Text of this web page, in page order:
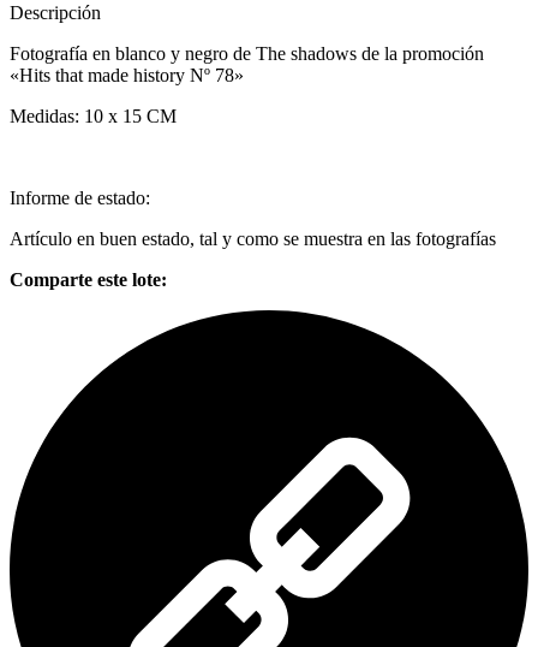
Descripción
Fotografía en blanco y negro de The shadows de la promoción
«Hits that made history Nº 78»
Medidas: 10 x 15 CM
Informe de estado:
Artículo en buen estado, tal y como se muestra en las fotografías
Comparte este lote: